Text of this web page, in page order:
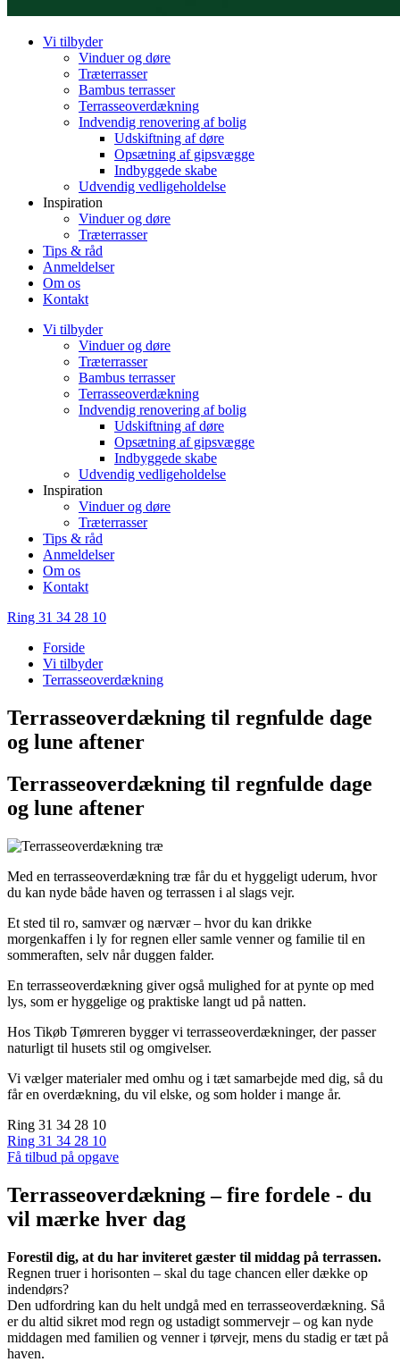
Vi tilbyder
Vinduer og døre
Træterrasser
Bambus terrasser
Terrasseoverdækning
Indvendig renovering af bolig
Udskiftning af døre
Opsætning af gipsvægge
Indbyggede skabe
Udvendig vedligeholdelse
Inspiration
Vinduer og døre
Træterrasser
Tips & råd
Anmeldelser
Om os
Kontakt
Vi tilbyder
Vinduer og døre
Træterrasser
Bambus terrasser
Terrasseoverdækning
Indvendig renovering af bolig
Udskiftning af døre
Opsætning af gipsvægge
Indbyggede skabe
Udvendig vedligeholdelse
Inspiration
Vinduer og døre
Træterrasser
Tips & råd
Anmeldelser
Om os
Kontakt
Ring 31 34 28 10
Forside
Vi tilbyder
Terrasseoverdækning
Terrasseoverdækning til regnfulde dage
og lune aftener
Terrasseoverdækning til regnfulde dage
og lune aftener
Med en terrasseoverdækning træ får du et hyggeligt uderum, hvor
du kan nyde både haven og terrassen i al slags vejr.
Et sted til ro, samvær og nærvær – hvor du kan drikke
morgenkaffen i ly for regnen eller samle venner og familie til en
sommeraften, selv når duggen falder.
En terrasseoverdækning giver også mulighed for at pynte op med
lys, som er hyggelige og praktiske langt ud på natten.
Hos Tikøb Tømreren bygger vi terrasseoverdækninger, der passer
naturligt til husets stil og omgivelser.
Vi vælger materialer med omhu og i tæt samarbejde med dig, så du
får en overdækning, du vil elske, og som holder i mange år.
Ring 31 34 28 10
Ring 31 34 28 10
Få tilbud på opgave
Terrasseoverdækning – fire fordele - du
vil mærke hver dag
Forestil dig, at du har inviteret gæster til middag på terrassen.
Regnen truer i horisonten – skal du tage chancen eller dække op
indendørs?
Den udfordring kan du helt undgå med en terrasseoverdækning. Så
er du altid sikret mod regn og ustadigt sommervejr – og kan nyde
middagen med familien og venner i tørvejr, mens du stadig er tæt på
haven.